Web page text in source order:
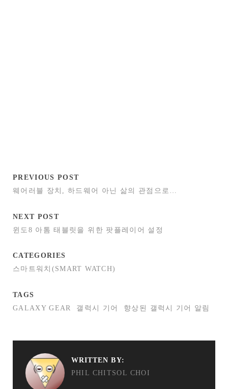
PREVIOUS POST
웨어러블 장치, 하드웨어 아닌 삶의 관점으로…
NEXT POST
윈도8 아톰 태블릿을 위한 팟플레이어 설정
CATEGORIES
스마트워치(SMART WATCH)
TAGS
GALAXY GEAR
갤럭시 기어 향상된 갤럭시 기어 알림
WRITTEN BY:
PHIL CHITSOL CHOI